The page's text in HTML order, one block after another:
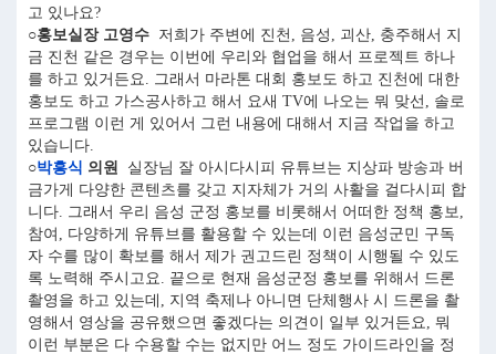
고 있나요?
○홍보실장 고영수 저희가 주변에 진천, 음성, 괴산, 충주해서 지
금 진천 같은 경우는 이번에 우리와 협업을 해서 프로젝트 하나
를 하고 있거든요. 그래서 마라톤 대회 홍보도 하고 진천에 대한
홍보도 하고 가스공사하고 해서 요새 TV에 나오는 뭐 맞선, 솔로
프로그램 이런 게 있어서 그런 내용에 대해서 지금 작업을 하고
있습니다.
○박흥식 의원
실장님 잘 아시다시피 유튜브는 지상파 방송과 버
금가게 다양한 콘텐츠를 갖고 지자체가 거의 사활을 걸다시피 합
니다. 그래서 우리 음성 군정 홍보를 비롯해서 어떠한 정책 홍보,
참여, 다양하게 유튜브를 활용할 수 있는데 이런 음성군민 구독
자 수를 많이 확보를 해서 제가 권고드린 정책이 시행될 수 있도
록 노력해 주시고요. 끝으로 현재 음성군정 홍보를 위해서 드론
촬영을 하고 있는데, 지역 축제나 아니면 단체행사 시 드론을 촬
영해서 영상을 공유했으면 좋겠다는 의견이 일부 있거든요, 뭐
이런 부분은 다 수용할 수는 없지만 어느 정도 가이드라인을 정